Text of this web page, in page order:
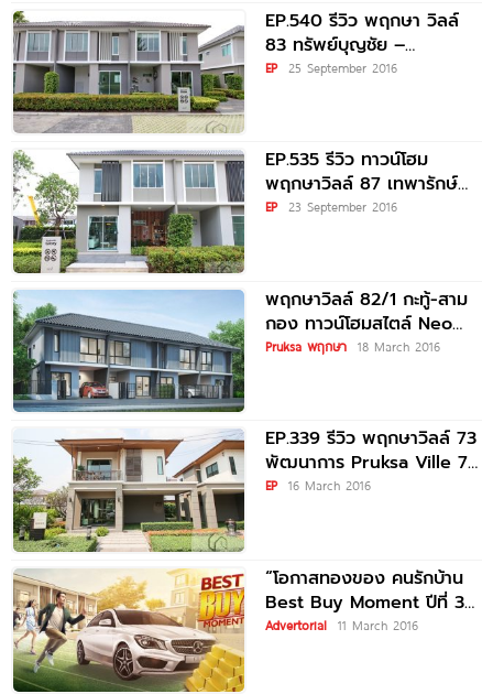
EP.540 รีวิว พฤกษา วิลล์
83 ทรัพย์บุญชัย –
ศรีนครินทร์ ทาวน์โฮมฟังก์ชั่
EP 25 September 2016
EP.535 รีวิว ทาวน์โฮม
พฤกษาวิลล์ 87 เทพารักษ์
Pruksa Ville 87 Teparak
EP 23 September 2016
พฤกษาวิลล์ 82/1 กะทู้-สาม
กอง ทาวน์โฮมสไตล์ Neo
Zen
Pruksa พฤกษา 18 March 2016
EP.339 รีวิว พฤกษาวิลล์ 73
พัฒนาการ Pruksa Ville 73
Pattanakarn
EP 16 March 2016
“โอกาสทองของ คนรักบ้าน
Best Buy Moment ปีที่ 3”
แจกโชค 3 ชั้น
Advertorial 11 March 2016